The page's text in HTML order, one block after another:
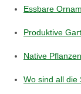
Essbare
Produktive
Native
Wo sind all die